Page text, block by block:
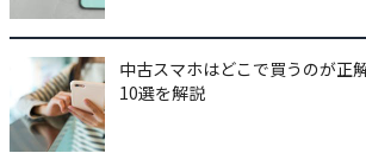
中古スマホはどこで買うのが正
10選を解説